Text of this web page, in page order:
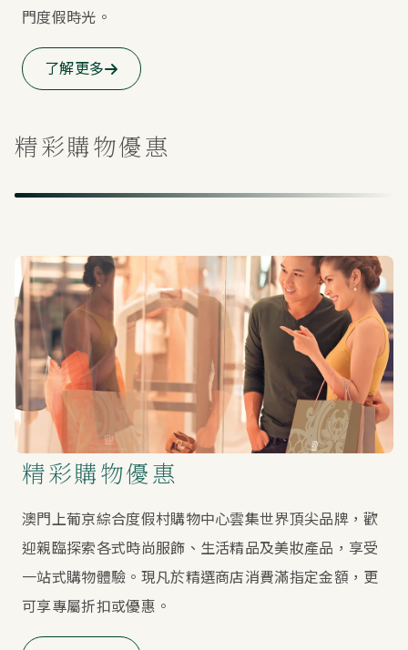
門度假時光。
了解更多
精彩購物優惠
精彩購物優惠
澳門上葡京綜合度假村購物中心雲集世界頂尖品牌，歡
迎親臨探索各式時尚服飾、生活精品及美妝產品，享受
一站式購物體驗。現凡於精選商店消費滿指定金額，更
可享專屬折扣或優惠。